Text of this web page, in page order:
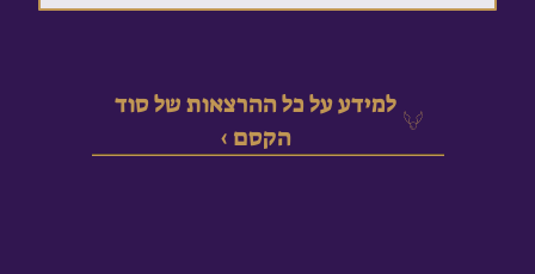
למידע על כל ההרצאות של סוד
הקסם ›